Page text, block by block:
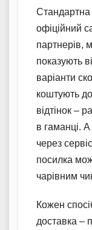
Стандартна
офіційний
партнерів,
показують
варіанти
коштують
відтінок –
в гаманці.
через
посилка
чарівним
Кожен
доставка –